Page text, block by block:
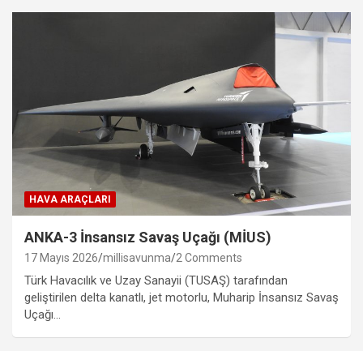
HAVA ARAÇLARI
ANKA-3 İnsansız Savaş Uçağı (MİUS)
17 Mayıs 2026 millisavunma 2 Comments
Türk Havacılık ve Uzay Sanayii (TUSAŞ) tarafından
geliştirilen delta kanatlı, jet motorlu, Muharip İnsansız Savaş
Uçağı…